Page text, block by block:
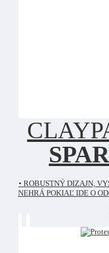
• ROBUSTNÝ DIZAJN,
NEHRÁ POKIAĽ IDE O